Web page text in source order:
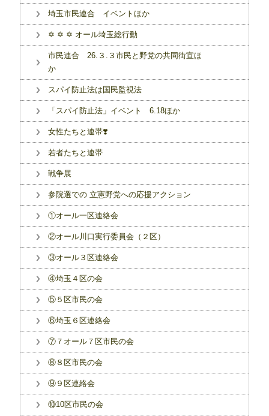
埼玉市民連合 イベントほか
✡ ✡ ✡ オール埼玉総行動
市民連合 26.３.３市民と野党の共同街宣ほ
か
スパイ防止法は国民監視法
「スパイ防止法」イベント 6.18ほか
女性たちと連帯❣️
若者たちと連帯
戦争展
参院選での 立憲野党への応援アクション
①オール一区連絡会
②オール川口実行委員会（２区）
③オール３区連絡会
④埼玉４区の会
⑤５区市民の会
⑥埼玉６区連絡会
⑦７オール７区市民の会
⑧８区市民の会
⑨９区連絡会
⑩10区市民の会